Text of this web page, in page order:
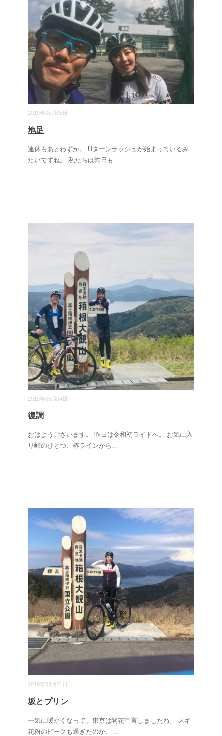
2019年05月05日
地足
連休もあとわずか。 Uターンラッシュが始まっているみ
たいですね。 私たちは昨日も ...
2019年05月04日
復調
おはようございます。 昨日は令和初ライドへ。 お気に入
り峠のひとつ、椿ラインから ...
2019年03月21日
坂とプリン
一気に暖かくなって、東京は開花宣言しましたね。 スギ
花粉のピークも過ぎたのか、 ...